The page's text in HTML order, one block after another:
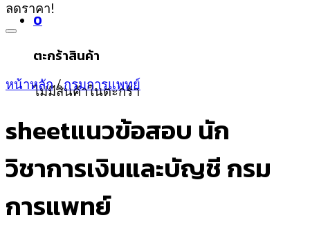
0
ตะกร้าสินค้า
ไม่มีสินค้าในตะกร้า
ลดราคา!
หน้าหลัก/ กรมการแพทย์
sheetแนวข้อสอบ นัก
วิชาการเงินและบัญชี กรม
การแพทย์